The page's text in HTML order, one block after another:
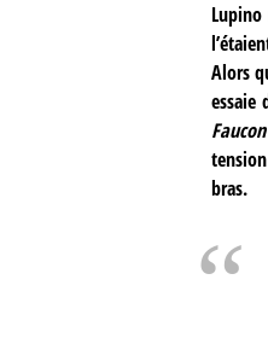
Alors
essaie
bras.